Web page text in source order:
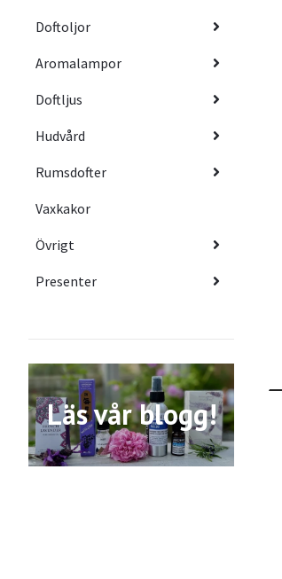
Doftoljor
Aromalampor
Doftljus
Hudvård
Rumsdofter
Vaxkakor
Övrigt
Presenter
Läs vår blogg!